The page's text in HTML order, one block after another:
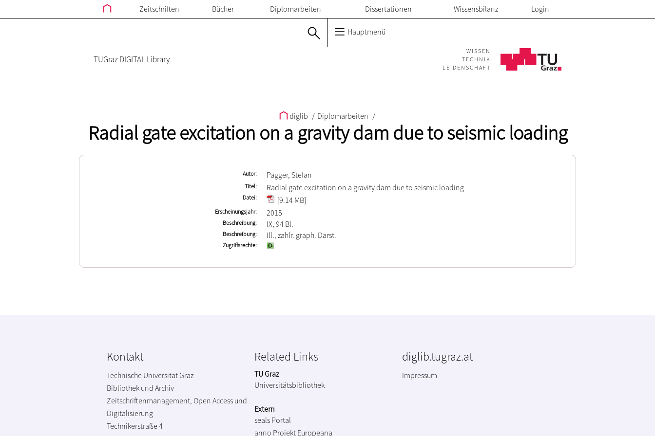
Zeitschriften Bücher Diplomarbeiten Dissertationen Wissensbilanz Login
Hauptmenü
TUGraz DIGITAL Library
WISSEN
TECHNIK
LEIDENSCHAFT
diglib / Diplomarbeiten /
Radial gate excitation on a gravity dam due to seismic loading
Autor Pagger, Stefan
Titel Radial gate excitation on a gravity dam due to seismic loading
Datei [9.14 MB]
Erscheinungsjahr 2015
Beschreibung IX, 94 Bl.
Beschreibung Ill., zahlr. graph. Darst.
Zugriffsrechte
Kontakt
Technische Universität Graz
Bibliothek und Archiv
Zeitschriftenmanagement, Open Access und
Digitalisierung
Technikerstraße 4
Related Links
TU Graz
Universitätsbibliothek
Extern
seals Portal
anno Projekt Europeana
diglib.tugraz.at
Impressum